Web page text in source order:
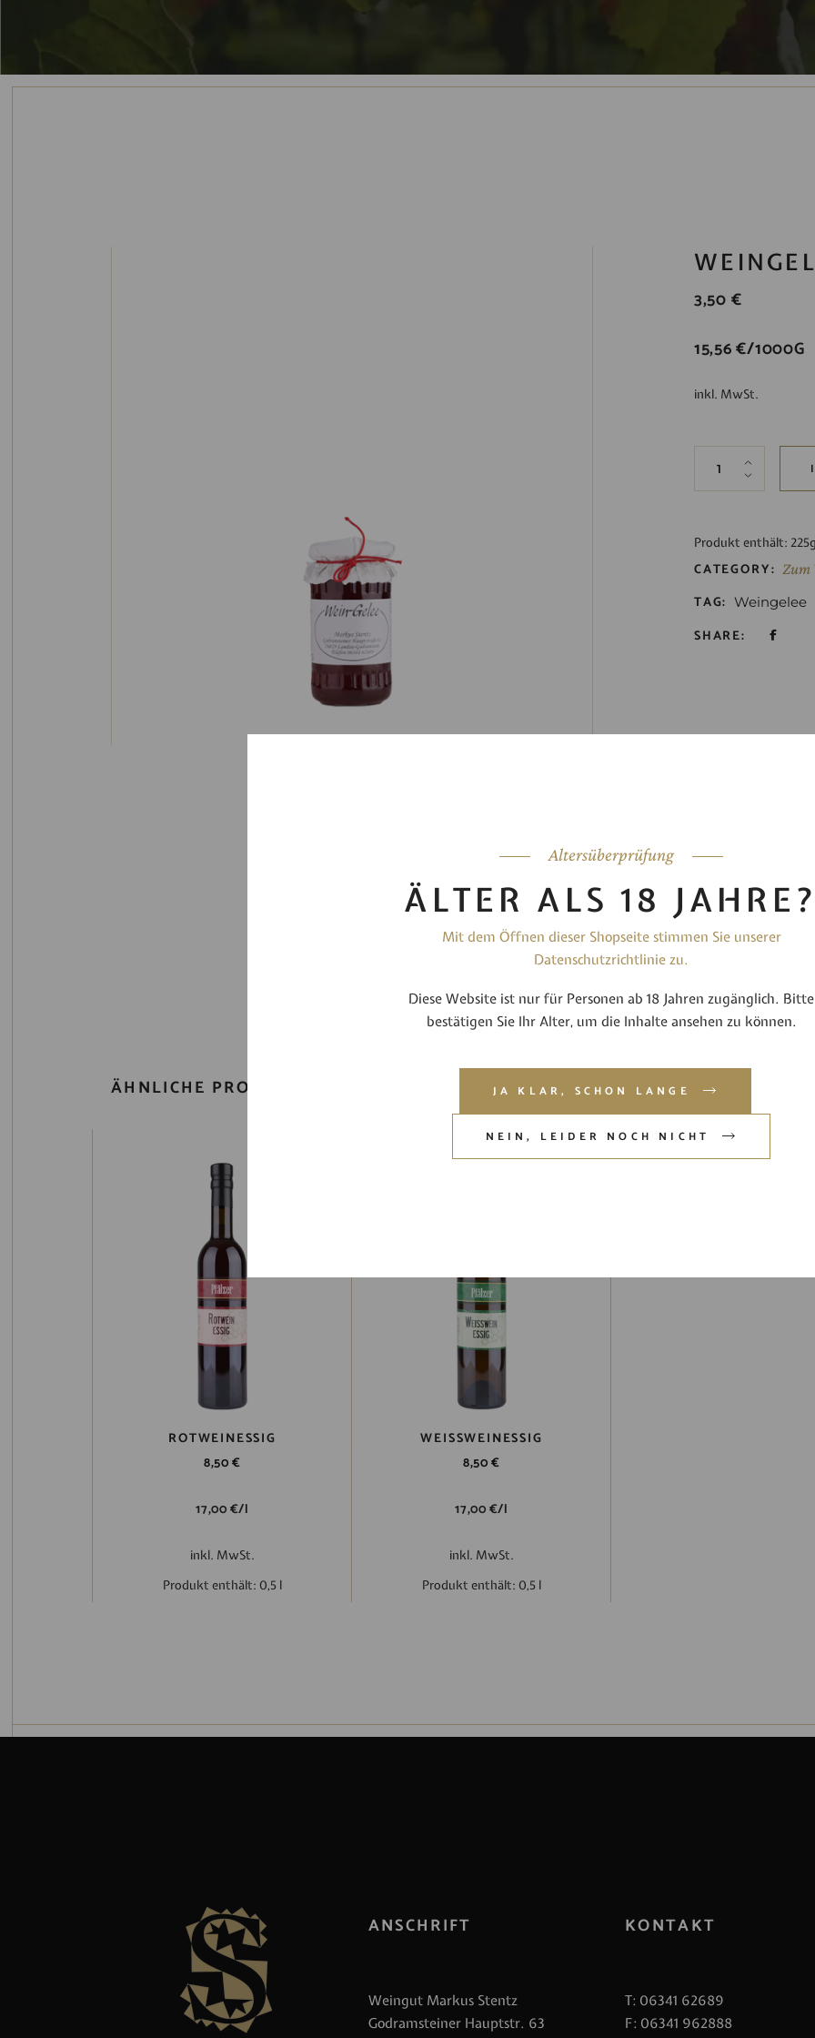
Altersüberprüfung
ÄLTER ALS 18 JAHRE?
Mit dem Öffnen dieser Shopseite stimmen Sie unserer
Datenschutzrichtlinie zu.
Diese Website ist nur für Personen ab 18 Jahren zugänglich. Bitte
bestätigen Sie Ihr Alter, um die Inhalte ansehen zu können.
JA KLAR, SCHON LANGE
NEIN, LEIDER NOCH NICHT
3,50 €
15,56€/1000G
inkl. MwSt.
Weingelee rot
Produkt enthält: 225g
CATEGORY: Zum
TAG: Weingelee
SHARE:
ZUSÄTZLICHE
ÄHNLICHE PRODUKTE
ROTWEINESSIG
8,50€
17,00€/l
inkl. MwSt.
Produkt enthält: 0,5 l
WEISSWEINESSIG
8,50€
17,00€/l
inkl. MwSt.
Produkt enthält: 0,5 l
ANSCHRIFT
Weingut Markus Stentz
Godramsteiner Hauptstr. 63
KONTAKT
T: 06341 62689
F: 06341 962888